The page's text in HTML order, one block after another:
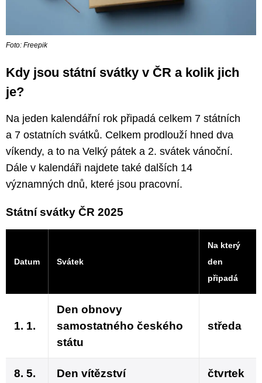
Foto: Freepik
Kdy jsou státní svátky v ČR a kolik jich
je?
Na jeden kalendářní rok připadá celkem 7 státních
a 7 ostatních svátků. Celkem prodlouží hned dva
víkendy, a to na Velký pátek a 2. svátek vánoční.
Dále v kalendáři najdete také dalších 14
významných dnů, které jsou pracovní.
Státní svátky ČR 2025
Datum Svátek
Na který
den
připadá
1. 1.
Den obnovy
samostatného českého
státu
středa
8. 5. Den vítězství čtvrtek